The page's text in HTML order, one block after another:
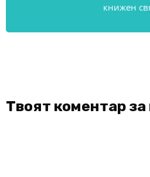
книжен
Твоят коментар за